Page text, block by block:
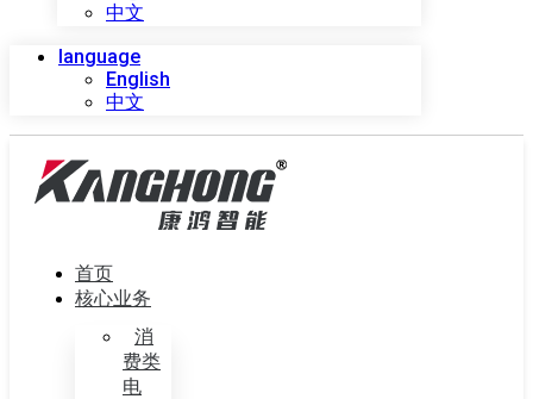
中文
language
English
中文
首页
核心业务
消
费类
电